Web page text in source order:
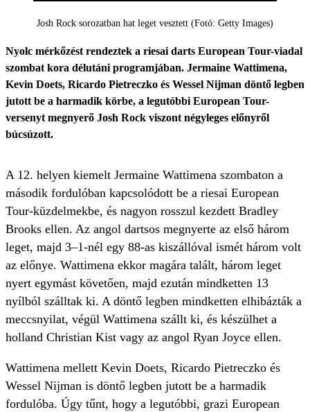
Josh Rock sorozatban hat leget vesztett (Fotó: Getty Images)
Nyolc mérkőzést rendeztek a riesai darts European Tour-viadal
szombat kora délutáni programjában. Jermaine Wattimena,
Kevin Doets, Ricardo Pietreczko és Wessel Nijman döntő legben
jutott be a harmadik körbe, a legutóbbi European Tour-
versenyt megnyerő Josh Rock viszont négyleges előnyről
búcsúzott.
A 12. helyen kiemelt Jermaine Wattimena szombaton a
második fordulóban kapcsolódott be a riesai European
Tour-küzdelmekbe, és nagyon rosszul kezdett Bradley
Brooks ellen. Az angol dartsos megnyerte az első három
leget, majd 3–1-nél egy 88-as kiszállóval ismét három volt
az előnye. Wattimena ekkor magára talált, három leget
nyert egymást követően, majd ezután mindketten 13
nyílból szálltak ki. A döntő legben mindketten elhibázták a
meccsnyilat, végül Wattimena szállt ki, és készülhet a
holland Christian Kist vagy az angol Ryan Joyce ellen.
Wattimena mellett Kevin Doets, Ricardo Pietreczko és
Wessel Nijman is döntő legben jutott be a harmadik
fordulóba. Úgy tűnt, hogy a legutóbbi, grazi European